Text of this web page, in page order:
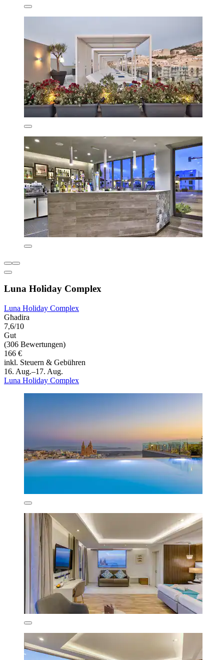
Luna Holiday Complex
Luna Holiday Complex
Għadira
7,6/10
Gut
(306 Bewertungen)
166 €
inkl. Steuern & Gebühren
16. Aug.–17. Aug.
Luna Holiday Complex